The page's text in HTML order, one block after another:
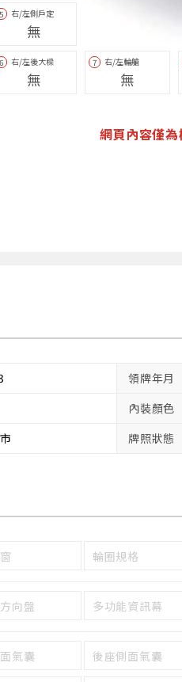
5 右/左側戶定
無
6 右/左後大樑
無
7 右/左輪艙
無
網頁內容僅為
領牌年月
內裝顏色
牌照狀態
輪圈規格
向盤 多功能資訊幕
氣囊 後座側面氣囊